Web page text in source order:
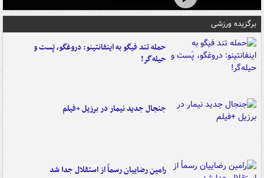
برگزیده ورزشی
حمله تند فیگو به اینفانتینو: دروغگو، پَست‌ و
حیله‌گر!
جنجال جدید نیمار در برزیل +فیلم
رامین رضاییان رسماً از استقلال جدا شد